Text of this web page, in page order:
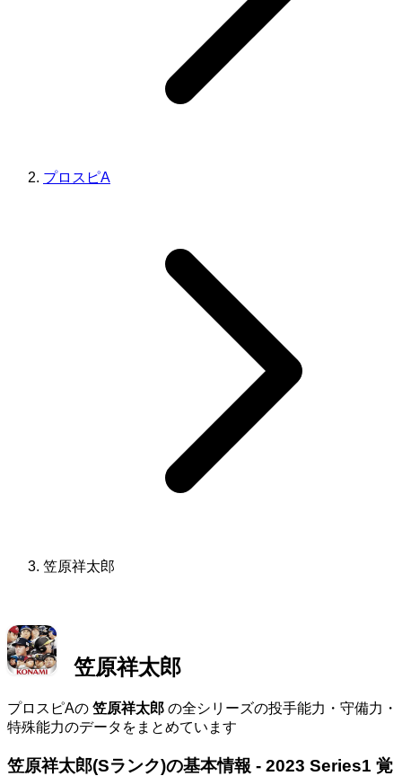
プロスピA
笠原祥太郎
笠原祥太郎
プロスピAの 笠原祥太郎 の全シリーズの投手能力・守備力・
特殊能力のデータをまとめています
笠原祥太郎(Sランク)の基本情報 - 2023 Series1 覚